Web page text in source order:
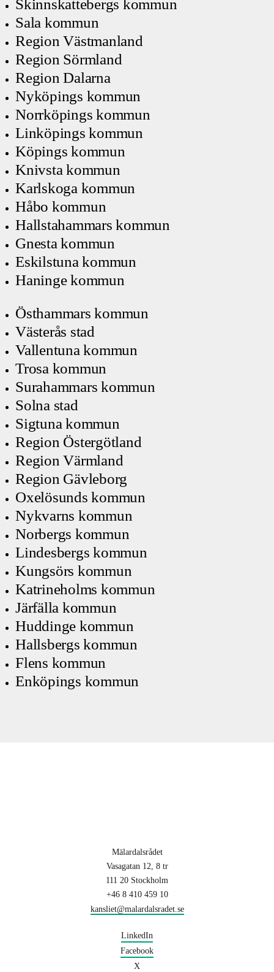
Skinnskattebergs kommun
Sala kommun
Region Västmanland
Region Sörmland
Region Dalarna
Nyköpings kommun
Norrköpings kommun
Linköpings kommun
Köpings kommun
Knivsta kommun
Karlskoga kommun
Håbo kommun
Hallstahammars kommun
Gnesta kommun
Eskilstuna kommun
Haninge kommun
Östhammars kommun
Västerås stad
Vallentuna kommun
Trosa kommun
Surahammars kommun
Solna stad
Sigtuna kommun
Region Östergötland
Region Värmland
Region Gävleborg
Oxelösunds kommun
Nykvarns kommun
Norbergs kommun
Lindesbergs kommun
Kungsörs kommun
Katrineholms kommun
Järfälla kommun
Huddinge kommun
Hallsbergs kommun
Flens kommun
Enköpings kommun
Mälardalsrådet
Vasagatan 12, 8 tr
111 20 Stockholm
+46 8 410 459 10
kansliet@malardalsradet.se
LinkedIn
Facebook
X